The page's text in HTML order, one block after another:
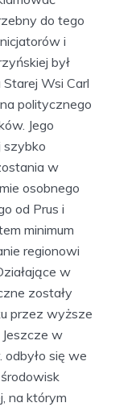
do tego
i
był
Wsi Carl
politycznego
Jego
szybko
w
osobnego
od Prus i
minimum
regionowi
w
zostały
przez wyższe
w
się we
na którym